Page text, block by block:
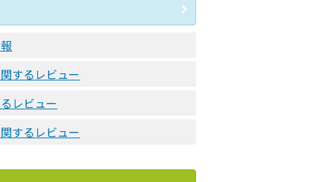
するレビュー
レビュー
するレビュー